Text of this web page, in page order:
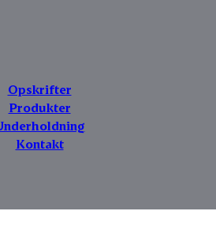
Opskrifter
Produkter
Kontakt